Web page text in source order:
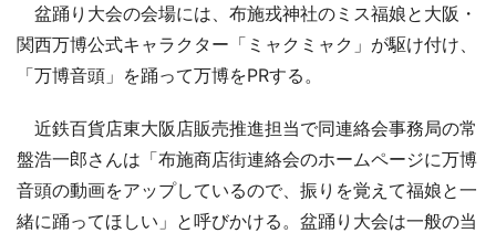
盆踊り大会の会場には、布施戎神社のミス福娘と大阪・
関西万博公式キャラクター「ミャクミャク」が駆け付け、
「万博音頭」を踊って万博をPRする。
近鉄百貨店東大阪店販売推進担当で同連絡会事務局の常
盤浩一郎さんは「布施商店街連絡会のホームページに万博
音頭の動画をアップしているので、振りを覚えて福娘と一
緒に踊ってほしい」と呼びかける。盆踊り大会は一般の当